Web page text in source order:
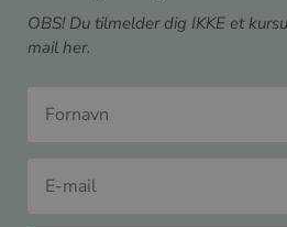
OBS! Du tilmelder dig IKKE et
mail her.